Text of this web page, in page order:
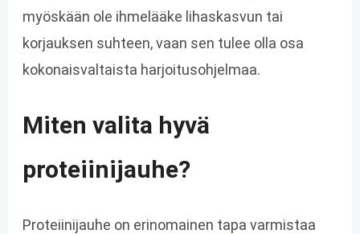
myöskään ole ihmelääke lihaskasvun tai
korjauksen suhteen, vaan sen tulee olla osa
kokonaisvaltaista harjoitusohjelmaa.
Miten valita hyvä
proteiinijauhe?
Proteiinijauhe on erinomainen tapa varmistaa